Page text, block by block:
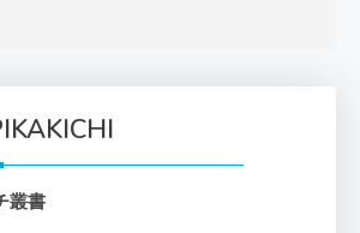
叢書